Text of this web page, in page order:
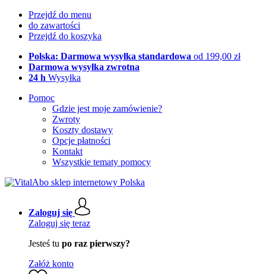
Przejdź do menu
do zawartości
Przejdź do koszyka
Polska: Darmowa wysyłka standardowa od 199,00 zł
Darmowa wysyłka zwrotna
24 h Wysyłka
Pomoc
Gdzie jest moje zamówienie?
Zwroty
Koszty dostawy
Opcje płatności
Kontakt
Wszystkie tematy pomocy
Zaloguj się
Zaloguj się teraz
Jesteś tu po raz pierwszy?
Załóż konto